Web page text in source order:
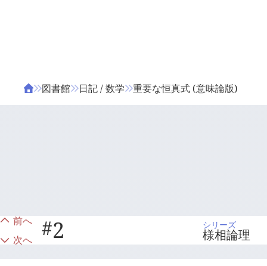
図書館 日記 / 数学 重要な恒真式 (意味論版)
#2 シリーズ
様相論理
前へ
次へ